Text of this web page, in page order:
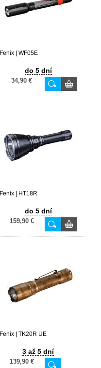
Fenix | WF05E
do 5 dní
34,90 €
Fenix | HT18R
do 5 dní
159,90 €
Fenix | TK20R UE
3 až 5 dní
139,90 €